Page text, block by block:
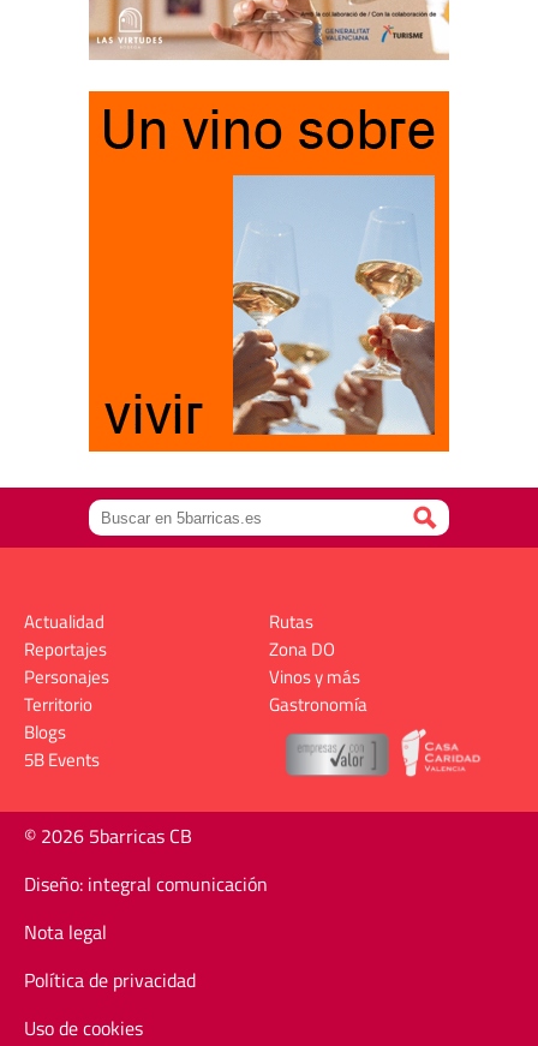
Actualidad
Reportajes
Personajes
Territorio
Rutas
Zona DO
Vinos y más
Gastronomía
Blogs
5B Events
© 2026 5barricas CB
Diseño: integral comunicación
Nota legal
Política de privacidad
Uso de cookies